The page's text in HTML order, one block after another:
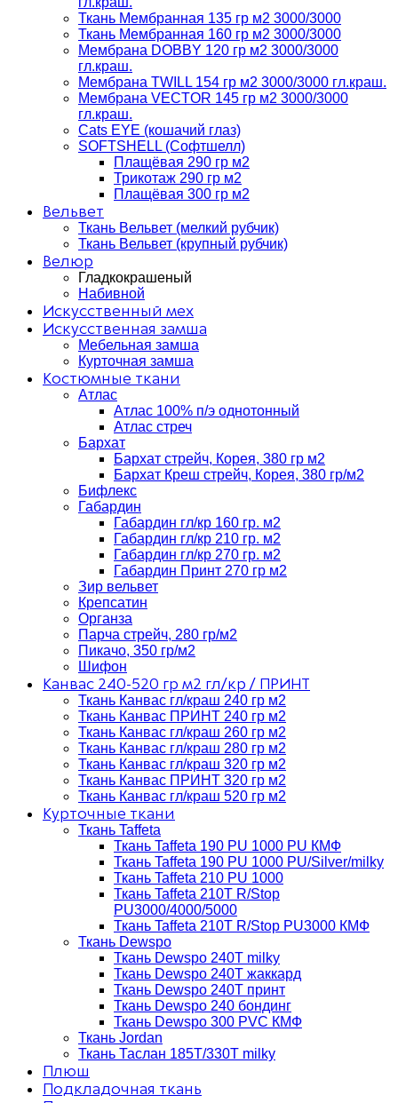
Ткань Мембранная 135 гр м2 3000/3000
Ткань Мембранная 160 гр м2 3000/3000
Мембрана DOBBY 120 гр м2 3000/3000
гл.краш.
Мембрана TWILL 154 гр м2 3000/3000 гл.краш.
Мембрана VECTOR 145 гр м2 3000/3000
гл.краш.
Cats EYE (кошачий глаз)
SOFTSHELL (Софтшелл)
Плащёвая 290 гр м2
Трикотаж 290 гр м2
Плащёвая 300 гр м2
Вельвет
Ткань Вельвет (мелкий рубчик)
Ткань Вельвет (крупный рубчик)
Велюр
Гладкокрашеный
Набивной
Искусственный мех
Искусственная замша
Мебельная замша
Курточная замша
Костюмные ткани
Атлас
Атлас 100% п/э однотонный
Атлас стреч
Бархат
Бархат стрейч, Корея, 380 гр м2
Бархат Креш стрейч, Корея, 380 гр/м2
Бифлекс
Габардин
Габардин гл/кр 160 гр. м2
Габардин гл/кр 210 гр. м2
Габардин гл/кр 270 гр. м2
Габардин Принт 270 гр м2
Зир вельвет
Крепсатин
Органза
Парча стрейч, 280 гр/м2
Пикачо, 350 гр/м2
Шифон
Канвас 240-520 гр м2 гл/кр / ПРИНТ
Ткань Канвас гл/краш 240 гр м2
Ткань Канвас ПРИНТ 240 гр м2
Ткань Канвас гл/краш 260 гр м2
Ткань Канвас гл/краш 280 гр м2
Ткань Канвас гл/краш 320 гр м2
Ткань Канвас ПРИНТ 320 гр м2
Ткань Канвас гл/краш 520 гр м2
Курточные ткани
Ткань Taffeta
Ткань Taffeta 190 PU 1000 PU КМФ
Ткань Taffeta 190 PU 1000 PU/Silver/milky
Ткань Taffeta 210 PU 1000
Ткань Taffeta 210Т R/Stop
PU3000/4000/5000
Ткань Taffeta 210Т R/Stop PU3000 КМФ
Ткань Dewspo
Ткань Dewspo 240Т milky
Ткань Dewspo 240T жаккард
Ткань Dewspo 240Т принт
Ткань Dewspo 240 бондинг
Ткань Dewspo 300 PVC КМФ
Ткань Jordan
Ткань Таслан 185T/330T milky
Плюш
Подкладочная ткань